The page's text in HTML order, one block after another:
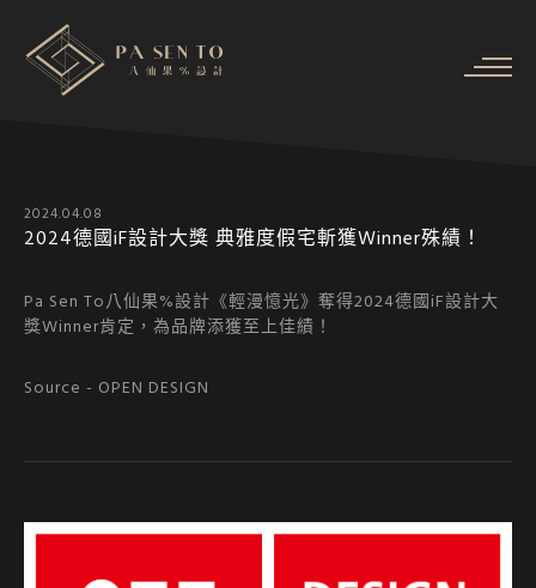
2024.04.08
2024德國iF設計大獎 典雅度假宅斬獲Winner殊績！
Pa Sen To八仙果%設計《輕漫憶光》奪得2024德國iF設計大
獎Winner肯定，為品牌添獲至上佳績！
Source - OPEN DESIGN